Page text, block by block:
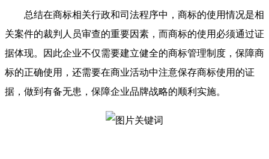
总结在商标相关行政和司法程序中，商标的使用情况是相
关案件的裁判人员审查的重要因素，而商标的使用必须通过证
据体现。因此企业不仅需要建立健全的商标管理制度，保障商
标的正确使用，还需要在商业活动中注意保存商标使用的证
据，做到有备无患，保障企业品牌战略的顺利实施。